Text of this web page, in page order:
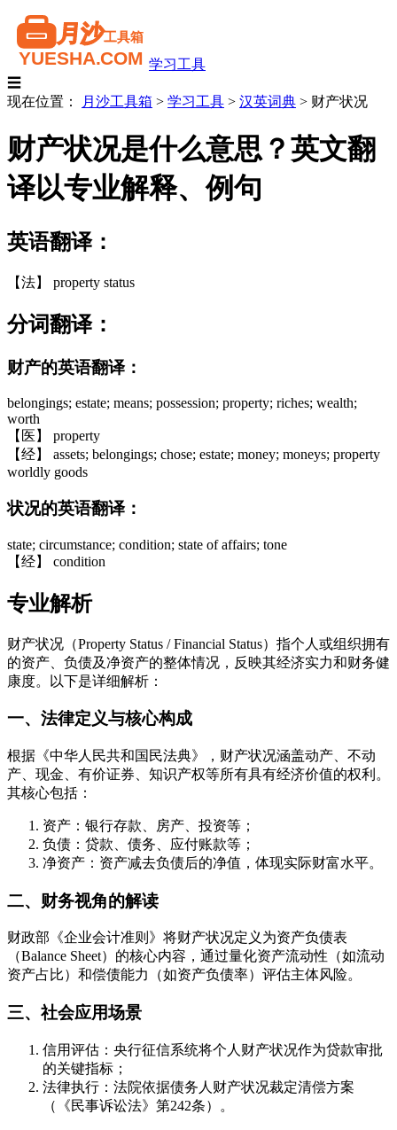
学习工具
☰
现在位置：
月沙工具箱 > 学习工具 > 汉英词典 > 财产状况
财产状况是什么意思？英文翻
译以专业解释、例句
英语翻译：
【法】 property status
分词翻译：
财产的英语翻译：
belongings; estate; means; possession; property; riches; wealth;
worth
【医】 property
【经】 assets; belongings; chose; estate; money; moneys; property
worldly goods
状况的英语翻译：
state; circumstance; condition; state of affairs; tone
【经】 condition
专业解析
财产状况（Property Status / Financial Status）指个人或组织拥有
的资产、负债及净资产的整体情况，反映其经济实力和财务健
康度。以下是详细解析：
一、法律定义与核心构成
根据《中华人民共和国民法典》，财产状况涵盖动产、不动
产、现金、有价证券、知识产权等所有具有经济价值的权利。
其核心包括：
资产：银行存款、房产、投资等；
负债：贷款、债务、应付账款等；
净资产：资产减去负债后的净值，体现实际财富水平。
二、财务视角的解读
财政部《企业会计准则》将财产状况定义为资产负债表
（Balance Sheet）的核心内容，通过量化资产流动性（如流动
资产占比）和偿债能力（如资产负债率）评估主体风险。
三、社会应用场景
信用评估：央行征信系统将个人财产状况作为贷款审批
的关键指标；
法律执行：法院依据债务人财产状况裁定清偿方案
（《民事诉讼法》第242条）。